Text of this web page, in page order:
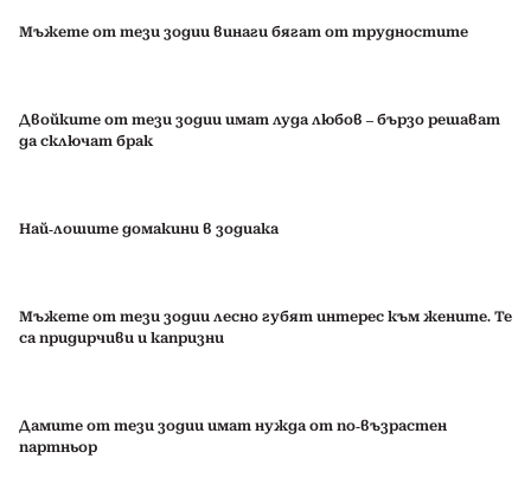
Мъжете от тези зодии винаги бягат от трудностите
Двойките от тези зодии имат луда любов – бързо решават
да сключат брак
Най-лошите домакини в зодиака
Мъжете от тези зодии лесно губят интерес към жените. Те
са придирчиви и капризни
Дамите от тези зодии имат нужда от по-възрастен
партньор